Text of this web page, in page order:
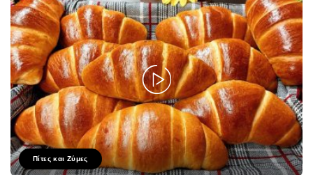
Πίτες και Ζύμες